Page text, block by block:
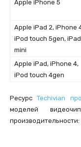
Apple iPhone 5
Apple iPad 2, iPhone
iPod touch 5gen, iPad
mini
Apple iPad, iPhone 4,
iPod touch 4gen
РесурсTechivian
моделей
производительности: